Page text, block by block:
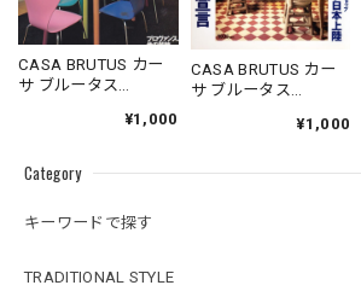
Category
キーワードで探す
TRADITIONAL STYLE
CASA BRUTUS カー
サ ブルータス
¥1,000
CASA BRUTUS カー
サ ブルータス
¥1,000